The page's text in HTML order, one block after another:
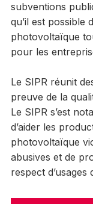
subventions
qu’il est possible
photovoltaïque
pour les
Le SIPR réunit
preuve de la
Le SIPR s’est
d’aider les
photovoltaïque
abusives et de
respect